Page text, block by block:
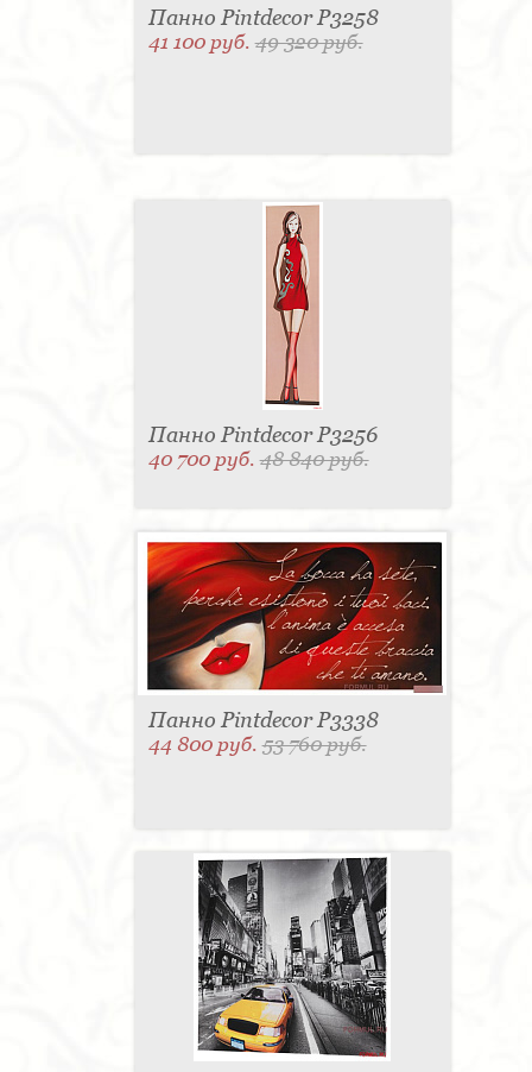
Панно Pintdecor P3258
41 100 руб.49 320 руб.
Панно Pintdecor P3256
40 700 руб.48 840 руб.
Панно Pintdecor P3338
44 800 руб.53 760 руб.